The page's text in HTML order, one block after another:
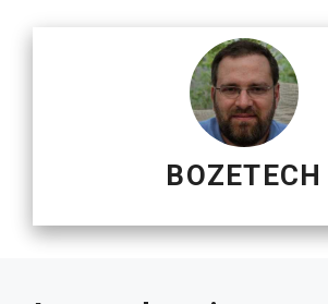
BOZETECH